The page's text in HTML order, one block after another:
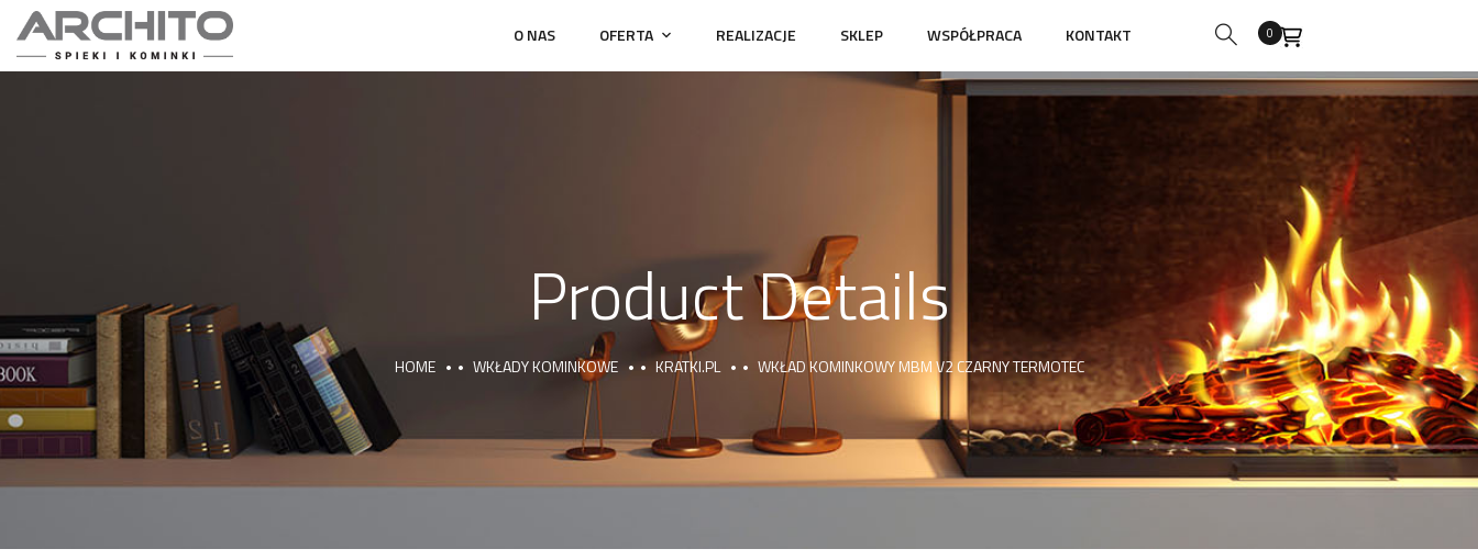
O NAS OFERTA REALIZACJE SKLEP WSPÓŁPRACA KONTAKT 0
Product Details
HOME WKŁADY KOMINKOWE KRATKI.PL WKŁAD KOMINKOWY MBM V2 CZARNY TERMOTEC